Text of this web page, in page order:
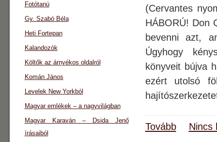
(Cervantes
HÁBORÚ! Don
bevenni azt,
Úgyhogy
könyveit bújva
ezért utolsó
Tovább Nincs
Fotótanú
Gy. Szabó Béla
Heti Fortepan
Kalandozók
Költők az árnyékos oldalról
Komán János
Levelek New Yorkból
Magyar emlékek – a nagyvilágban
Magyar Karaván – Dsida Jenő
írásaiból